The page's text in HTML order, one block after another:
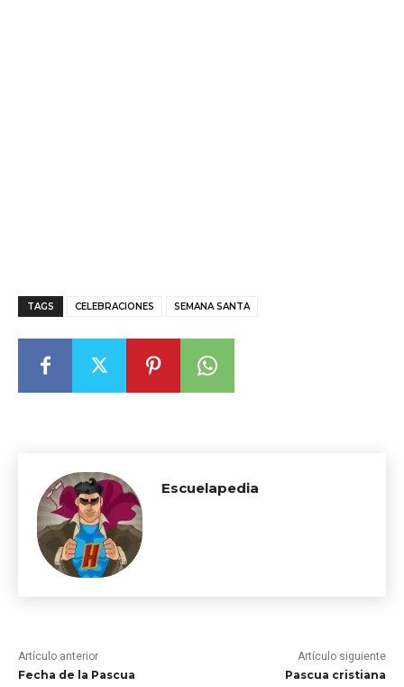
TAGS CELEBRACIONES SEMANA SANTA
Escuelapedia
Artículo anterior
Fecha de la Pascua
Artículo siguiente
Pascua cristiana